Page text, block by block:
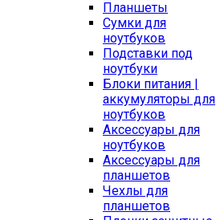
Планшеты
Сумки для
ноутбуков
Подставки под
ноутбуки
Блоки питания |
аккумуляторы для
ноутбуков
Аксессуары для
ноутбуков
Аксессуары для
планшетов
Чехлы для
планшетов